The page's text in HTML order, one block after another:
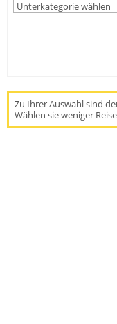
Zu Ihrer Auswahl sind
Wählen sie weniger